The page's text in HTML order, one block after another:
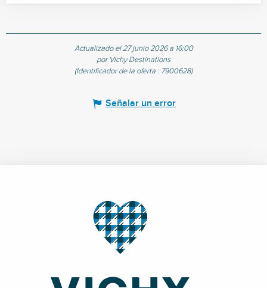
Actualizado el 27 junio 2026 a 16:00
por Vichy Destinations
(Identificador de la oferta : 7900628)
Señalar un error